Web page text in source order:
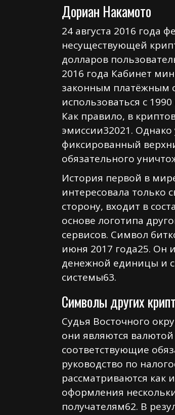
Дориан Накамото
24 августа 2016 года
несуществующей
долларов
2016 года Кабинет
законным платёжным
использоваться с
Как правило, в
эмиссии32021. Однако
фиксированный
обязательного
История первой в
интересовала только
сторону, входит в
основе логотипа
сервисов. Символ
июня 2017 года25. Он
денежной единицы и
системы63.
Символы других
Судья Восточного
они являются
соответствующие
руководство по
рассматриваются как
оформления
получателям62. В